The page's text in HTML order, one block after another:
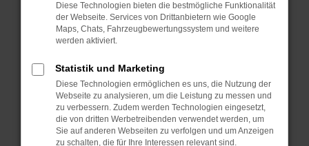
Prüfe deine Browsererweiterungen.
Manche Erweiterungen, wie Werbeblocker,
können das Laden bestimmter Seiten
anderen Browser oder in einem privaten
Fenster?
Starte dein Gerät neu.
Das kann manchmal helfen,
Diese Technologien bieten die bestmögliche Funktionalität
der Webseite. Services von Drittanbietern wie Google
Maps, Chats, Fahrzeugbewertungssystem und weitere
werden aktiviert.
Statistik und Marketing
Diese Technologien ermöglichen es uns, die Nutzung der
Webseite zu analysieren, um die Leistung zu messen und
zu verbessern. Zudem werden Technologien eingesetzt,
die von dritten Werbetreibenden verwendet werden, um
Sie auf anderen Webseiten zu verfolgen und um Anzeigen
zu schalten, die für Ihre Interessen relevant sind.